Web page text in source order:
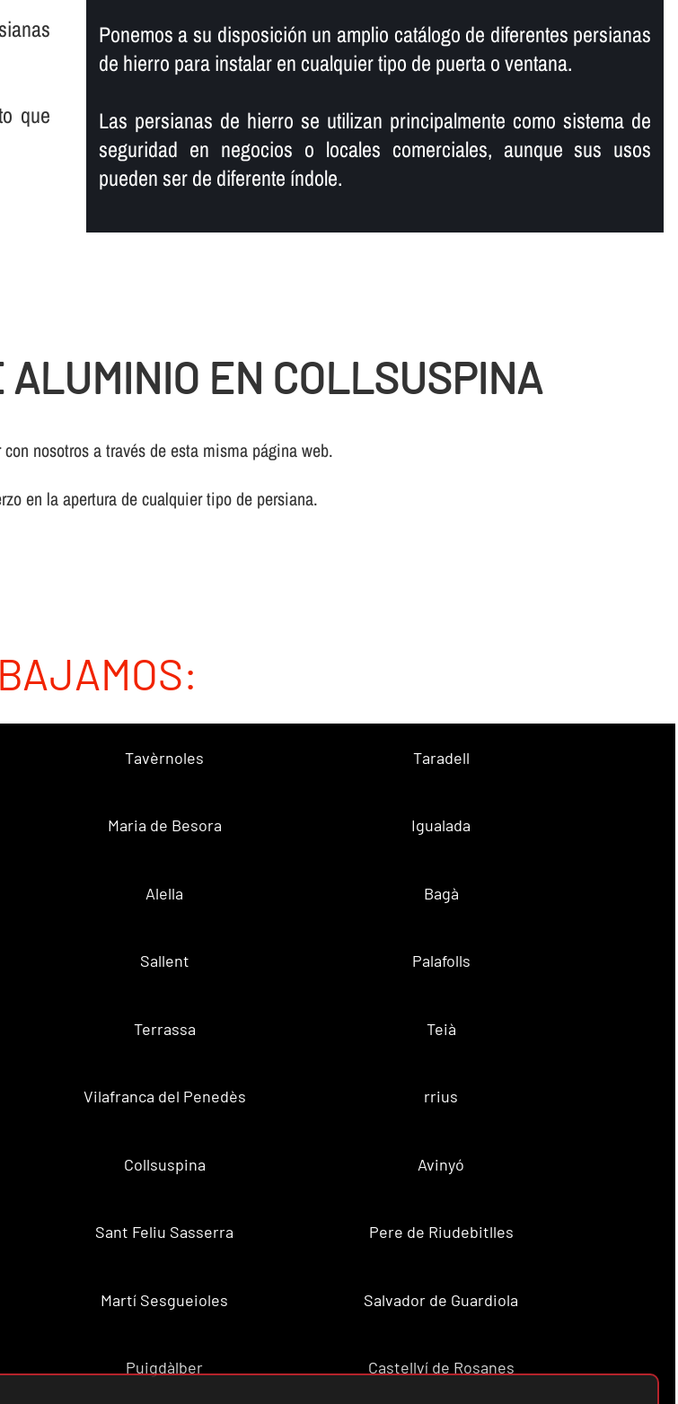
que
Ponemos a su disposición un amplio catálogo de diferentes persianas
de hierro para instalar en cualquier tipo de puerta o ventana.
Las persianas de hierro se utilizan principalmente como sistema de
seguridad en negocios o locales comerciales, aunque sus usos
pueden ser de diferente í­ndole.
ALUMINIO EN COLLSUSPINA
nosotros a través de esta misma página web.
en la apertura de cualquier tipo de persiana.
Tavèrnoles Taradell
Maria de Besora Igualada
Alella Bagà
Sallent Palafolls
Terrassa Teià
Vilafranca del Penedès rrius
Collsuspina Avinyó
Sant Feliu Sasserra Pere de Riudebitlles
Martí Sesgueioles Salvador de Guardiola
Puigdàlber Castellví de Rosanes